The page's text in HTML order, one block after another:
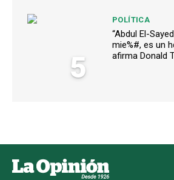
5
POLÍTICA
“Abdul El-
mie%#, es un
afirma Donald